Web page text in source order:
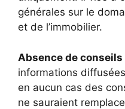
générales sur le
et de l’immobilier.
Absence de
informations
en aucun cas des
ne sauraient